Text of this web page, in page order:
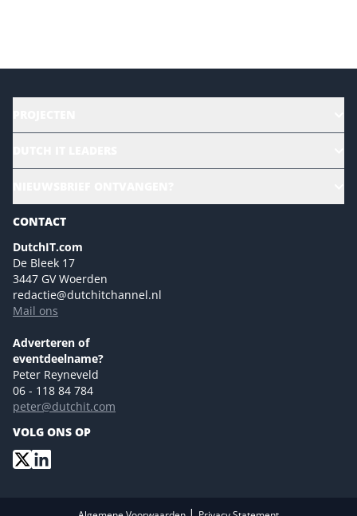
Sustainability | Green IT
Marketing- en contentmogelijkheden 2026
Events- en sponsormogelijkheden 2026
Ons team
Colofon
Tip de redactie
Versturen
CONTACT
DutchIT.com
De Bleek 17
3447 GV Woerden
redactie@dutchitchannel.nl
Mail ons
Adverteren of
eventdeelname?
Peter Reyneveld
06 - 118 84 784
peter@dutchit.com
VOLG ONS OP